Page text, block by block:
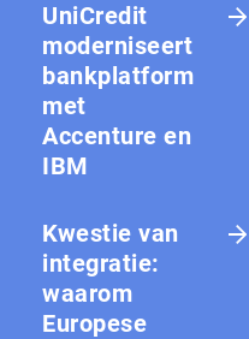
UniCredit
moderniseert
bankplatform
met
Accenture en
IBM
Kwestie van
integratie:
waarom
Europese